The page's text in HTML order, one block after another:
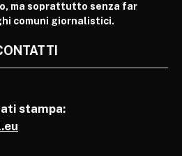
ma soprattutto senza far
comuni giornalistici.
stampa: